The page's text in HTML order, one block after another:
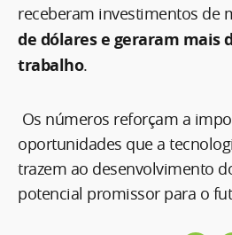
receberam investimentos de
de dólares e geraram mais
trabalho.
Os números reforçam a
oportunidades que a
trazem ao desenvolvimento
potencial promissor para o